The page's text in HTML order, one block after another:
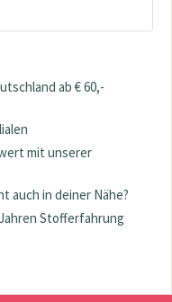
ab € 60,-
mit unserer
auch in deiner Nähe?
Stofferfahrung